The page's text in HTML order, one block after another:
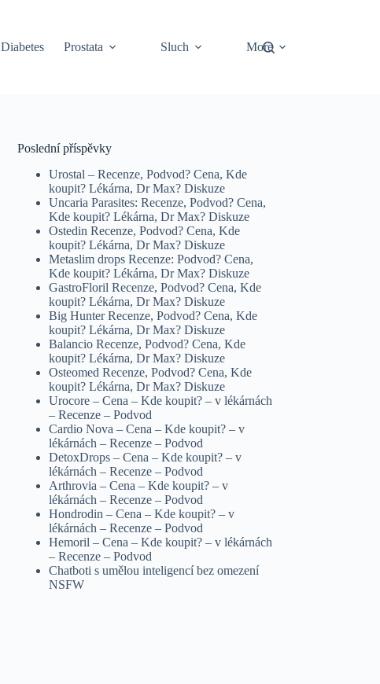
Diabetes Prostata Sluch More
Poslední příspěvky
Urostal – Recenze, Podvod? Cena, Kde
koupit? Lékárna, Dr Max? Diskuze
Uncaria Parasites: Recenze, Podvod? Cena,
Kde koupit? Lékárna, Dr Max? Diskuze
Ostedin Recenze, Podvod? Cena, Kde
koupit? Lékárna, Dr Max? Diskuze
Metaslim drops Recenze: Podvod? Cena,
Kde koupit? Lékárna, Dr Max? Diskuze
GastroFloril Recenze, Podvod? Cena, Kde
koupit? Lékárna, Dr Max? Diskuze
Big Hunter Recenze, Podvod? Cena, Kde
koupit? Lékárna, Dr Max? Diskuze
Balancio Recenze, Podvod? Cena, Kde
koupit? Lékárna, Dr Max? Diskuze
Osteomed Recenze, Podvod? Cena, Kde
koupit? Lékárna, Dr Max? Diskuze
Urocore – Cena – Kde koupit? – v lékárnách
– Recenze – Podvod
Cardio Nova – Cena – Kde koupit? – v
lékárnách – Recenze – Podvod
DetoxDrops – Cena – Kde koupit? – v
lékárnách – Recenze – Podvod
Arthrovia – Cena – Kde koupit? – v
lékárnách – Recenze – Podvod
Hondrodin – Cena – Kde koupit? – v
lékárnách – Recenze – Podvod
Hemoril – Cena – Kde koupit? – v lékárnách
– Recenze – Podvod
Chatboti s umělou inteligencí bez omezení
NSFW